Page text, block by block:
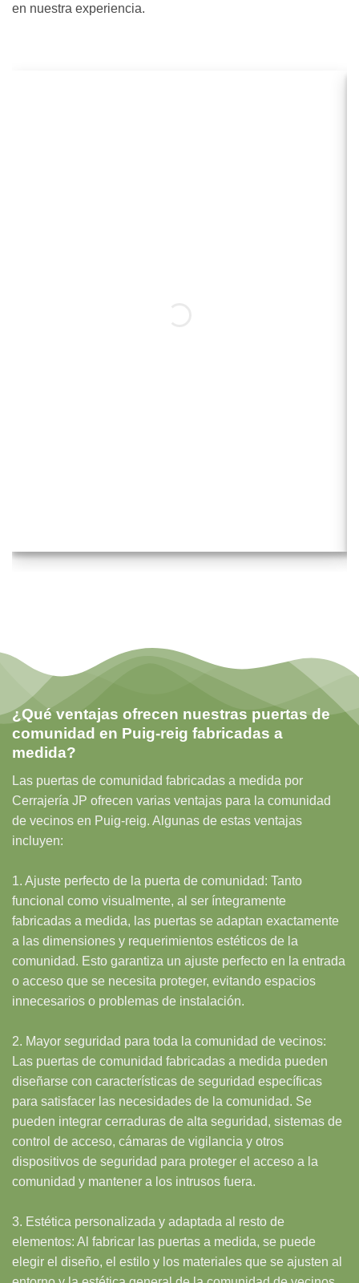
en nuestra experiencia.
¿Qué ventajas ofrecen nuestras puertas de
comunidad en Puig-reig fabricadas a
medida?
Las puertas de comunidad fabricadas a medida por
Cerrajería JP ofrecen varias ventajas para la comunidad
de vecinos en Puig-reig. Algunas de estas ventajas
incluyen:
1. Ajuste perfecto de la puerta de comunidad: Tanto
funcional como visualmente, al ser íntegramente
fabricadas a medida, las puertas se adaptan exactamente
a las dimensiones y requerimientos estéticos de la
comunidad. Esto garantiza un ajuste perfecto en la entrada
o acceso que se necesita proteger, evitando espacios
innecesarios o problemas de instalación.
2. Mayor seguridad para toda la comunidad de vecinos:
Las puertas de comunidad fabricadas a medida pueden
diseñarse con características de seguridad específicas
para satisfacer las necesidades de la comunidad. Se
pueden integrar cerraduras de alta seguridad, sistemas de
control de acceso, cámaras de vigilancia y otros
dispositivos de seguridad para proteger el acceso a la
comunidad y mantener a los intrusos fuera.
3. Estética personalizada y adaptada al resto de
elementos: Al fabricar las puertas a medida, se puede
elegir el diseño, el estilo y los materiales que se ajusten al